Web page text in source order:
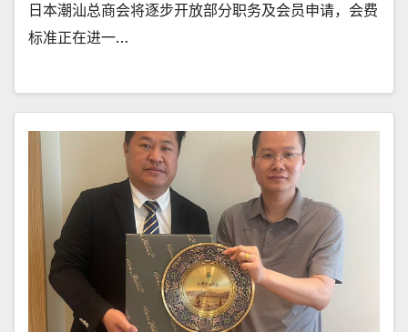
日本潮汕总商会将逐步开放部分职务及会员申请，会费
标准正在进一…